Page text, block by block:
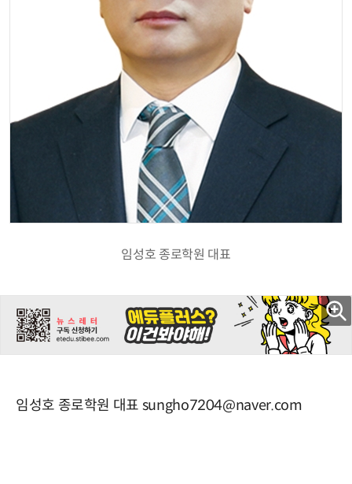
임성호 종로학원 대표
임성호 종로학원 대표 sungho7204@naver.com